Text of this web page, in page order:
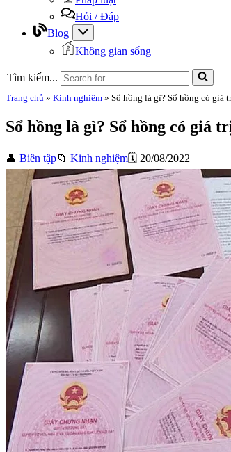
Hỏi / Đáp
Blog
Không gian sống
Tìm kiếm...
Trang chủ » Kinh nghiệm » Sổ hồng là gì? Sổ hồng có giá
Sổ hồng là gì? Sổ hồng có giá
👤 Biên tập📁 Kinh nghiệm🗓️ 20/08/2022